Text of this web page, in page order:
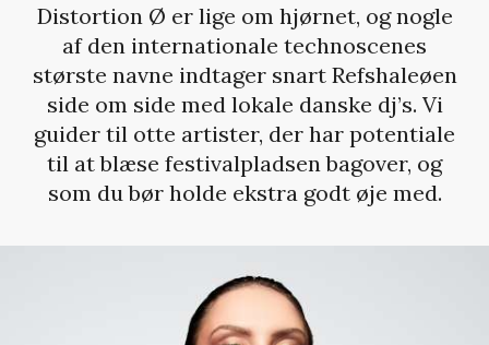
Distortion Ø er lige om hjørnet, og nogle
af den internationale technoscenes
største navne indtager snart Refshaleøen
side om side med lokale danske dj’s. Vi
guider til otte artister, der har potentiale
til at blæse festivalpladsen bagover, og
som du bør holde ekstra godt øje med.